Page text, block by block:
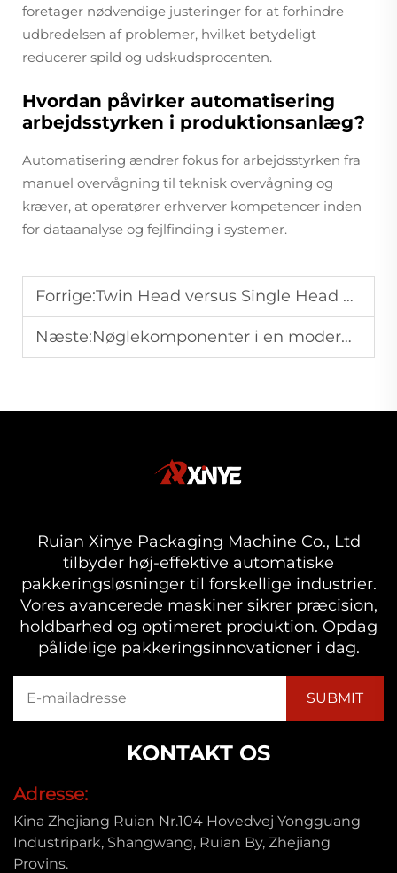
foretager nødvendige justeringer for at forhindre
udbredelsen af problemer, hvilket betydeligt
reducerer spild og udskudsprocenten.
Hvordan påvirker automatisering
arbejdsstyrken i produktionsanlæg?
Automatisering ændrer fokus for arbejdsstyrken fra
manuel overvågning til teknisk overvågning og
kræver, at operatører erhverver kompetencer inden
for dataanalyse og fejlfinding i systemer.
Forrige:Twin Head versus Single Head filmblæsemaskiner: Indsigter i produktionsstrategi
Næste:Nøglekomponenter i en moderne filmblæsemaskine
Ruian Xinye Packaging Machine Co., Ltd
tilbyder høj-effektive automatiske
pakkeringsløsninger til forskellige industrier.
Vores avancerede maskiner sikrer præcision,
holdbarhed og optimeret produktion. Opdag
pålidelige pakkeringsinnovationer i dag.
KONTAKT OS
Adresse:
Kina Zhejiang Ruian Nr.104 Hovedvej Yongguang
Industripark, Shangwang, Ruian By, Zhejiang
Provins.